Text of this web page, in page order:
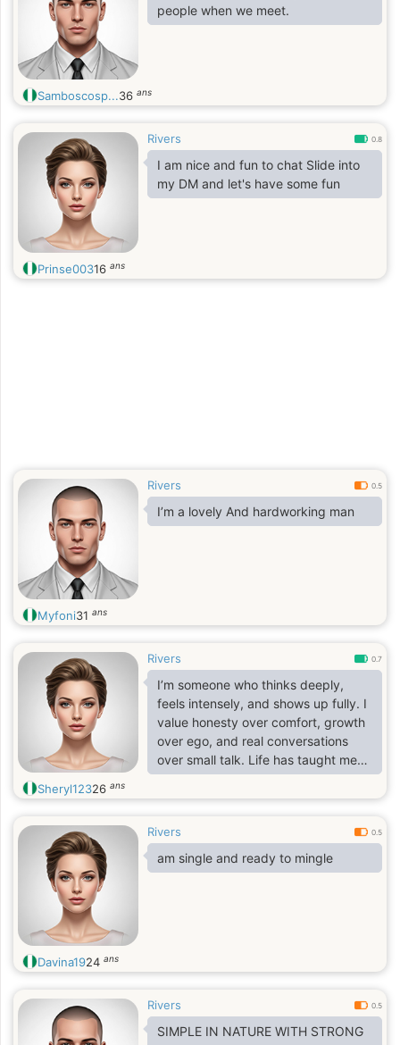
people when we meet.
Samboscosp...36 ans
Rivers 0.8
I am nice and fun to chat Slide into
my DM and let's have some fun
Prinse00316 ans
Rivers 0.5
I’m a lovely And hardworking man
Myfoni31 ans
Rivers 0.7
I’m someone who thinks deeply,
feels intensely, and shows up fully. I
value honesty over comfort, growth
over ego, and real conversations
over small talk. Life has taught me
resilience, so I don’t pretend to be
perfect—but I am intentional. I know
I’m still evolving.
Sheryl12326 ans
Rivers 0.5
am single and ready to mingle
Davina1924 ans
Rivers 0.5
SIMPLE IN NATURE WITH STRONG